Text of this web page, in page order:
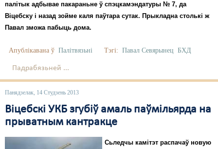
палітык адбывае пакараньне ў спэцкамэндатуры № 7, да
Віцебску і назад зойме каля паўтара сутак. Прыкладна столькі ж
Павал зможа пабыць дома.
Апублікавана ў Палітвязьні Тэгі: Павал Севярынец БХД
Падрабязьней ...
Панядзелак, 14 Студзень 2013
Віцебскі УКБ згубіў амаль паўмільярда на
прыватным кантракце
Сьледчы камітэт распачаў новую